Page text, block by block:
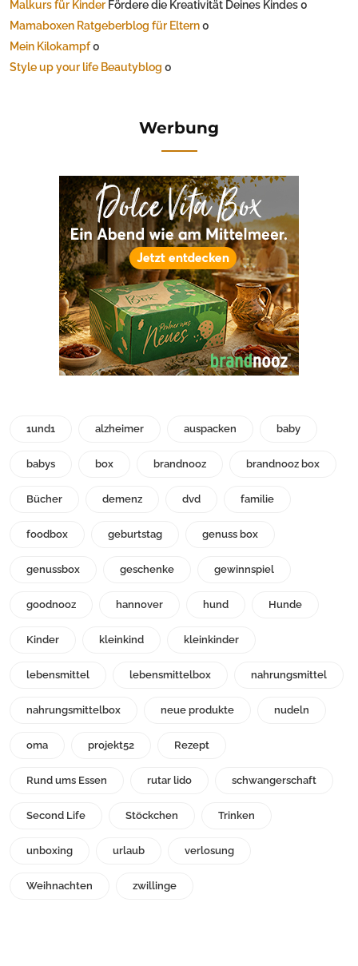
Malkurs für Kinder Fördere die Kreativität Deines Kindes 0
Mamaboxen Ratgeberblog für Eltern0
Mein Kilokampf0
Style up your life Beautyblog 0
Werbung
1und1 alzheimer auspacken baby
babys box brandnooz brandnooz box
Bücher demenz dvd familie
foodbox geburtstag genuss box
genussbox geschenke gewinnspiel
goodnooz hannover hund Hunde
Kinder kleinkind kleinkinder
lebensmittel lebensmittelbox nahrungsmittel
nahrungsmittelbox neue produkte nudeln
oma projekt52 Rezept
Rund ums Essen rutar lido schwangerschaft
Second Life Stöckchen Trinken
unboxing urlaub verlosung
Weihnachten zwillinge